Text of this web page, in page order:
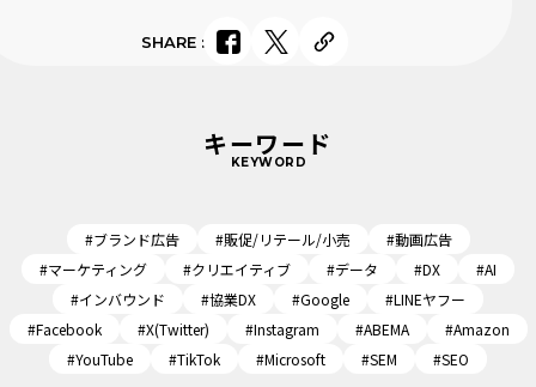
SHARE:
キーワード
KEYWORD
#ブランド広告 #販促/リテール/小売
#動画広告
#マーケティング
#クリエイティブ #データ #DX
#AI
#インバウンド
#協業DX #Google
#LINEヤフー
#Facebook
#X(Twitter) #Instagram #ABEMA
#Amazon
#YouTube
#TikTok #Microsoft #SEM #SEO